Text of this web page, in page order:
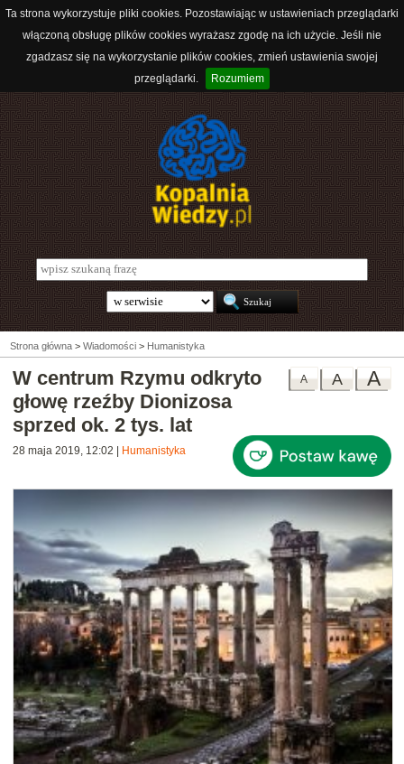
Ta strona wykorzystuje pliki cookies. Pozostawiając w ustawieniach przeglądarki
włączoną obsługę plików cookies wyrażasz zgodę na ich użycie. Jeśli nie
zgadzasz się na wykorzystanie plików cookies, zmień ustawienia swojej
przeglądarki.
Rozumiem
Strona główna > Wiadomości > Humanistyka
A
A
A
W centrum Rzymu odkryto
głowę rzeźby Dionizosa
sprzed ok. 2 tys. lat
28 maja 2019, 12:02 Humanistyka